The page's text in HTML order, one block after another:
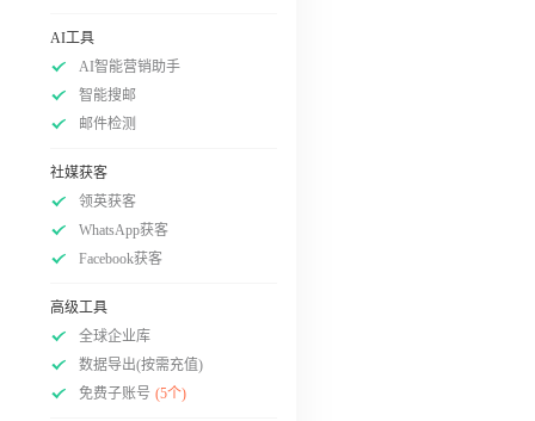
AI工具
AI智能营销助手
智能搜邮
邮件检测
社媒获客
领英获客
WhatsApp获客
Facebook获客
高级工具
全球企业库
数据导出(按需充值)
免费子账号 (5个)